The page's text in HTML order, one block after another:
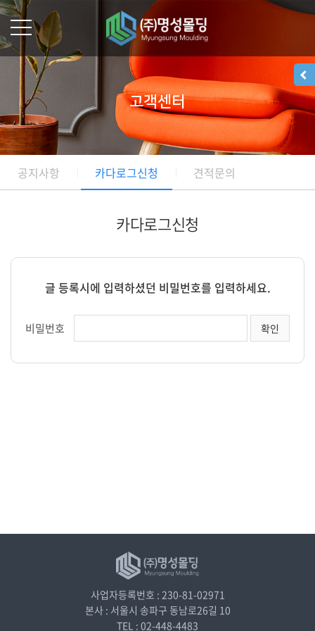
고객센터
공지사항 카다로그신청 견적문의
카다로그신청
글 등록시에 입력하셨던 비밀번호를 입력하세요.
비밀번호
사업자등록번호 : 230-81-02971
본사 : 서울시 송파구 동남로26길 10
TEL : 02-448-4483